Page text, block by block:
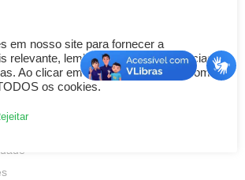
em nosso site para fornecer a
relevante, lembrando suas preferências
Ao clicar em “Aceitar”, concorda com
os cookies.